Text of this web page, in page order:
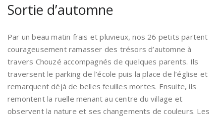
Sortie d’automne
Par un beau matin frais et pluvieux, nos 26 petits partent
courageusement ramasser des trésors d’automne à
travers Chouzé accompagnés de quelques parents. Ils
traversent le parking de l’école puis la place de l’église et
remarquent déjà de belles feuilles mortes. Ensuite, ils
remontent la ruelle menant au centre du village et
observent la nature et ses changements de couleurs. Les